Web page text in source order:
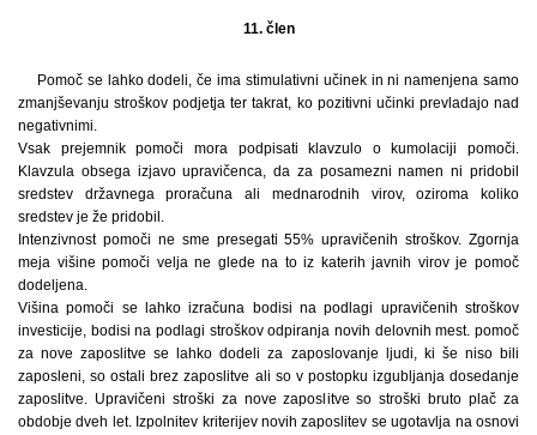
11. člen
Pomoč se lahko dodeli, če ima stimulativni učinek in ni namenjena samo
zmanjševanju stroškov podjetja ter takrat, ko pozitivni učinki prevladajo nad
negativnimi.
Vsak prejemnik pomoči mora podpisati klavzulo o kumolaciji pomoči.
Klavzula obsega izjavo upravičenca, da za posamezni namen ni pridobil
sredstev državnega proračuna ali mednarodnih virov, oziroma koliko
sredstev je že pridobil.
Intenzivnost pomoči ne sme presegati 55% upravičenih stroškov. Zgornja
meja višine pomoči velja ne glede na to iz katerih javnih virov je pomoč
dodeljena.
Višina pomoči se lahko izračuna bodisi na podlagi upravičenih stroškov
investicije, bodisi na podlagi stroškov odpiranja novih delovnih mest. pomoč
za nove zaposlitve se lahko dodeli za zaposlovanje ljudi, ki še niso bili
zaposleni, so ostali brez zaposlitve ali so v postopku izgubljanja dosedanje
zaposlitve. Upravičeni stroški za nove zaposlitve so stroški bruto plač za
obdobje dveh let. Izpolnitev kriterijev novih zaposlitev se ugotavlja na osnovi